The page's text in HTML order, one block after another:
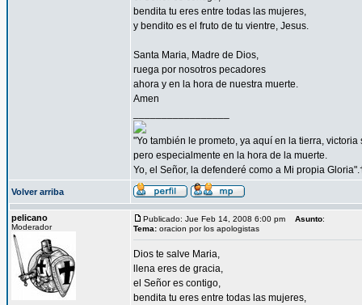
bendita tu eres entre todas las mujeres,
y bendito es el fruto de tu vientre, Jesus.
Santa Maria, Madre de Dios,
ruega por nosotros pecadores
ahora y en la hora de nuestra muerte.
Amen
"Yo también le prometo, ya aquí en la tierra,
pero especialmente en la hora de la muerte.
Yo, el Señor, la defenderé como a Mi propia
Volver arriba
pelicano
Moderador
Publicado: Jue Feb 14, 2008 6:00 pm Asunto:
Tema: oracion por los apologistas
Dios te salve Maria,
llena eres de gracia,
el Señor es contigo,
bendita tu eres entre todas las mujeres,